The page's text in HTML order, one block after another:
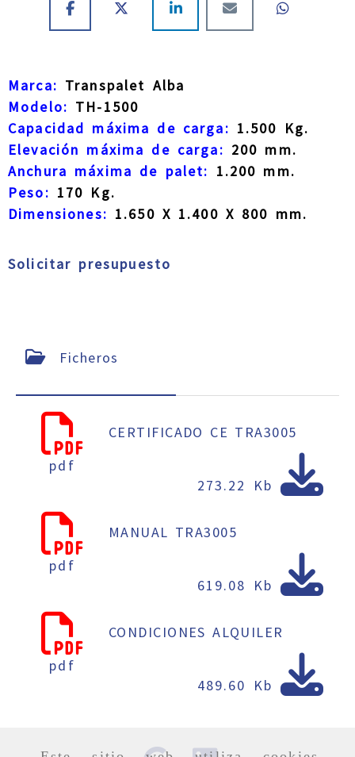
Marca: Transpalet Alba
Modelo: TH-1500
Capacidad máxima de carga: 1.500 Kg.
Elevación máxima de carga: 200 mm.
Anchura máxima de palet: 1.200 mm.
Peso: 170 Kg.
Dimensiones: 1.650 X 1.400 X 800 mm.
Solicitar presupuesto
Ficheros
pdf
CERTIFICADO CE TRA3005
273.22 Kb
pdf
MANUAL TRA3005
619.08 Kb
pdf
CONDICIONES ALQUILER
489.60 Kb